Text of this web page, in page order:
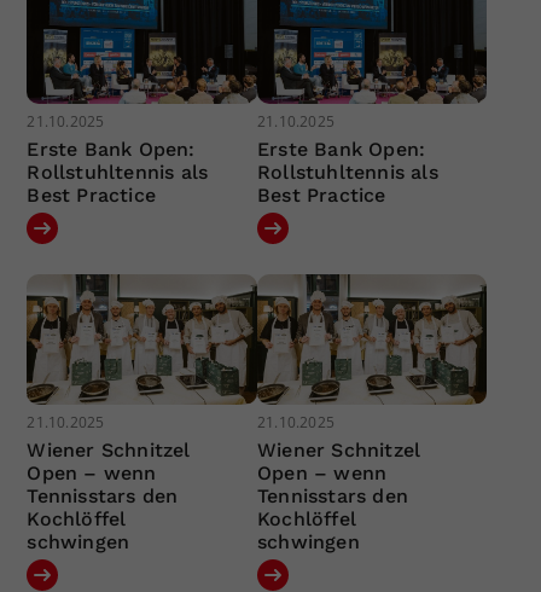
21.10.2025
Erste Bank Open:
Rollstuhltennis als
Best Practice
21.10.2025
Erste Bank Open:
Rollstuhltennis als
Best Practice
21.10.2025
Wiener Schnitzel
Open – wenn
Tennisstars den
Kochlöffel
schwingen
21.10.2025
Wiener Schnitzel
Open – wenn
Tennisstars den
Kochlöffel
schwingen